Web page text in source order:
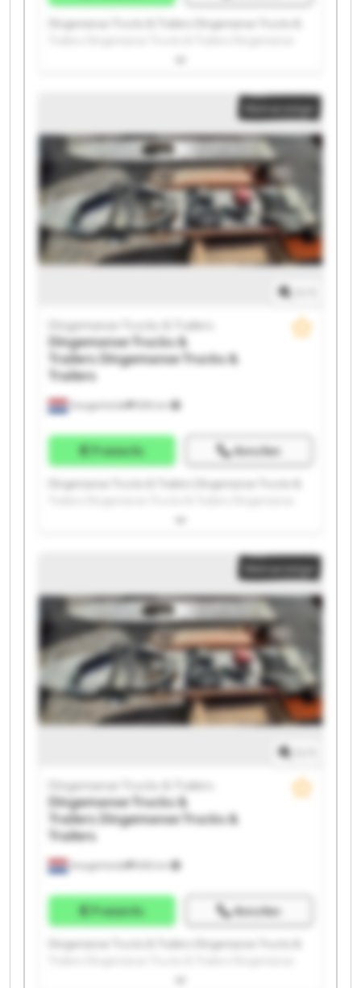
Trucks & Trailers Dingemanse Trucks & Trailers
Trailers Dingemanse Trucks & Trailers Dingemanse
Trucks & Trailers Dingemanse Trucks & Trailers
Dingemanse Trucks & Trailers Dingemanse Trucks &
Trailers Dingemanse Trucks & Trailers Dingemanse
Trucks & Trailers Dingemanse Trucks & Trailers
Dingemanse Trucks & Trailers Dingemanse Trucks &
Trailers Dingemanse Trucks & Trailers Dingemanse
Trucks & Trailers Dingemanse Trucks & Trailers
Kleinanzeige
Hoogerheide
Dingemanse Trucks & Trailers
Dingemanse Trucks &
Trailers Dingemanse Trucks &
Trailers
Preisinfo Anrufen
Trucks & Trailers Dingemanse Trucks & Trailers
Trailers Dingemanse Trucks & Trailers Dingemanse
Trucks & Trailers Dingemanse Trucks & Trailers
Dingemanse Trucks & Trailers Dingemanse Trucks &
Trailers Dingemanse Trucks & Trailers Dingemanse
Trucks & Trailers Dingemanse Trucks & Trailers
Dingemanse Trucks & Trailers Dingemanse Trucks &
Trailers Dingemanse Trucks & Trailers Dingemanse
Trucks & Trailers Dingemanse Trucks & Trailers
Kleinanzeige
Hoogerheide
Dingemanse Trucks & Trailers
Dingemanse Trucks &
Trailers Dingemanse Trucks &
Trailers
Preisinfo Anrufen
Trucks & Trailers Dingemanse Trucks & Trailers